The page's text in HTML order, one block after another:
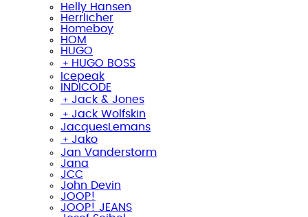
Helly Hansen
Herrlicher
Homeboy
HOM
HUGO
﹢ HUGO BOSS
Icepeak
INDICODE
﹢ Jack & Jones
﹢ Jack Wolfskin
JacquesLemans
﹢ Jako
Jan Vanderstorm
Jana
JCC
John Devin
JOOP!
JOOP! JEANS